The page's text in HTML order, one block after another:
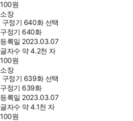
100원
소장
구정기 640화 선택
구정기 640화
등록일 2023.03.07
글자수 약 4.2천 자
100원
소장
구정기 639화 선택
구정기 639화
등록일 2023.03.07
글자수 약 4.1천 자
100원